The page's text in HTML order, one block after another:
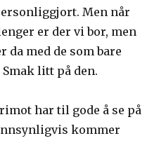
Men når
er der vi bor, men
da med de som bare
litt på den.
har til gode å se på
kommer